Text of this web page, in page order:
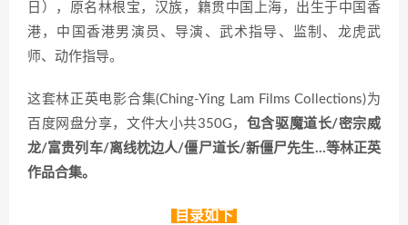
日），原名林根宝，汉族，籍贯中国上海，出生于中国香
港，中国香港男演员、导演、武术指导、监制、龙虎武
师、动作指导。
这套林正英电影合集(Ching-Ying Lam Films Collections)为
百度网盘分享，文件大小共350G， 包含驱魔道长/密宗威
龙/富贵列车/离线枕边人/僵尸道长/新僵尸先生…等林正英
作品合集。
目录如下